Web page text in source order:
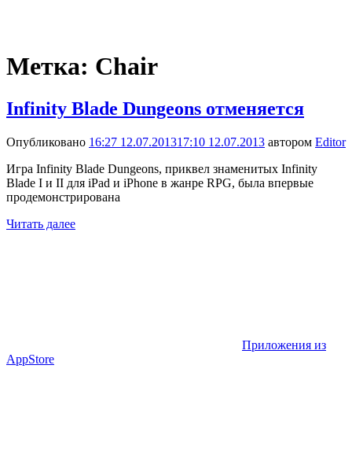
Метка: Chair
Infinity Blade Dungeons отменяется
Опубликовано 16:27 12.07.201317:10 12.07.2013 автором Editor
Игра Infinity Blade Dungeons, приквел знаменитых Infinity
Blade I и II для iPad и iPhone в жанре RPG, была впервые
продемонстрирована
Читать далее
Приложения из
AppStore